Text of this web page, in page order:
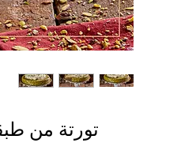
تورتة من